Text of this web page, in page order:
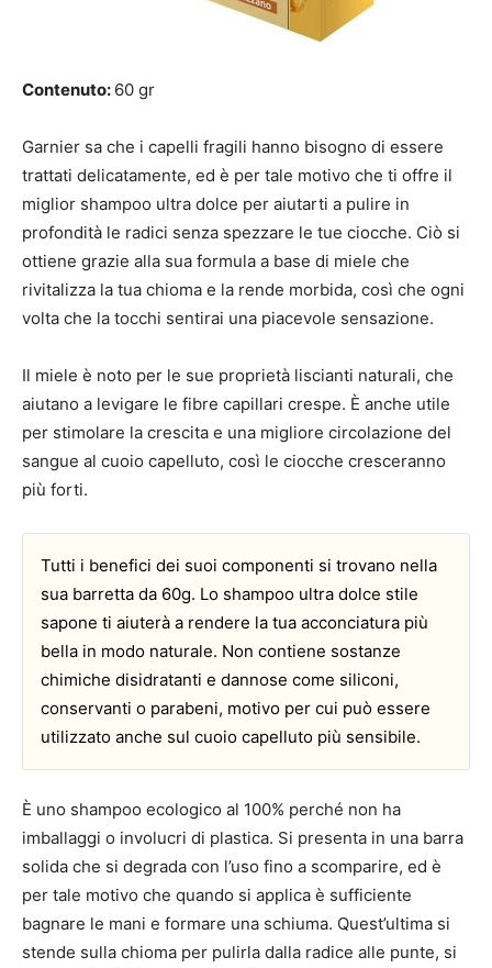
Contenuto: 60 gr
Garnier sa che i capelli fragili hanno bisogno di essere
trattati delicatamente, ed è per tale motivo che ti offre il
miglior shampoo ultra dolce per aiutarti a pulire in
profondità le radici senza spezzare le tue ciocche. Ciò si
ottiene grazie alla sua formula a base di miele che
rivitalizza la tua chioma e la rende morbida, così che ogni
volta che la tocchi sentirai una piacevole sensazione.
Il miele è noto per le sue proprietà liscianti naturali, che
aiutano a levigare le fibre capillari crespe. È anche utile
per stimolare la crescita e una migliore circolazione del
sangue al cuoio capelluto, così le ciocche cresceranno
più forti.
Tutti i benefici dei suoi componenti si trovano nella
sua barretta da 60g. Lo shampoo ultra dolce stile
sapone ti aiuterà a rendere la tua acconciatura più
bella in modo naturale. Non contiene sostanze
chimiche disidratanti e dannose come siliconi,
conservanti o parabeni, motivo per cui può essere
utilizzato anche sul cuoio capelluto più sensibile.
È uno shampoo ecologico al 100% perché non ha
imballaggi o involucri di plastica. Si presenta in una barra
solida che si degrada con l’uso fino a scomparire, ed è
per tale motivo che quando si applica è sufficiente
bagnare le mani e formare una schiuma. Quest’ultima si
stende sulla chioma per pulirla dalla radice alle punte, si